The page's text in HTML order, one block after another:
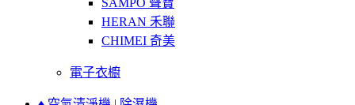
SAMPO 聲寶
HERAN 禾聯
CHIMEI 奇美
電子衣櫥